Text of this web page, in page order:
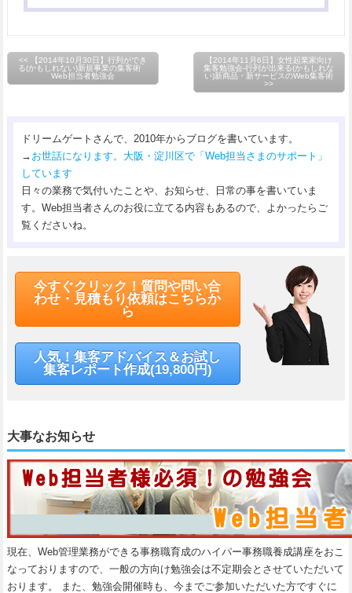
<< 【2014年10月30日】行列ができ
る(かもしれない)新規事業の集客術
Web担当者勉強会
【2014年11月6日】女性起業家向け
集客勉強会-行列が出来る(かもしれな
い)新商品・新サービスのWeb集客術
>>
ドリームゲートさんで、2010年からブログを書いています。
→ お世話になります。大阪・淀川区で「Web担当さまのサポート」
しています
日々の業務で気付いたことや、お知らせ、日常の事を書いていま
す。Web担当者さんのお役に立てる内容もあるので、よかったらご
覧くださいね。
今すぐクリック！質問や問い合
わせ・見積もり依頼はこちらか
ら
人気！集客アドバイス＆お試し
集客レポート作成(19,800円)
大事なお知らせ
現在、Web管理業務ができる事務職育成のハイパー事務職養成講座をおこ
なっておりますので、一般の方向け勉強会は不定期会とさせていただいて
おります。 また、勉強会開催時も、今までご参加いただいた方ですぐに